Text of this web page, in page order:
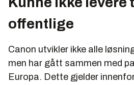
offentlige
Canon utvikler ikke alle
men har gått sammen med
Europa. Dette gjelder